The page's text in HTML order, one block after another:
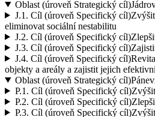
Oblast (úroveň Strategický cíl)
J.1. Cíl (úroveň Specifický cíl)
eliminovat sociální nestabilitu
J.2. Cíl (úroveň Specifický cíl)
J.3. Cíl (úroveň Specifický cíl)
J.4. Cíl (úroveň Specifický cíl)
objekty a areály a zajistit jejich
Oblast (úroveň Strategický cíl)
P.1. Cíl (úroveň Specifický cíl)
P.2. Cíl (úroveň Specifický cíl)
P.3. Cíl (úroveň Specifický cíl)